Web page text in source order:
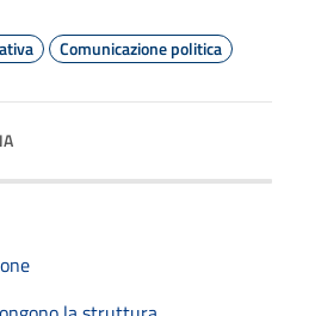
Comunicazione politica